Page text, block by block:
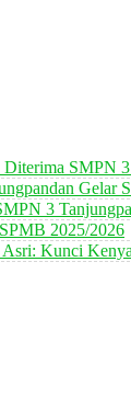
SMPN
Gelar
3
2025/2026
Kunci